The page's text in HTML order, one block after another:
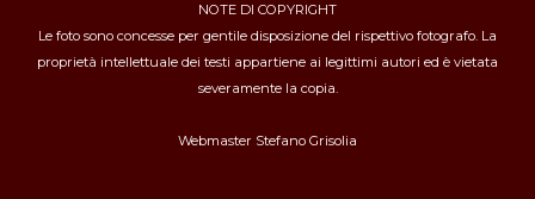
NOTE DI COPYRIGHT
Le foto sono concesse per gentile disposizione del rispettivo fotografo. La
proprietà intellettuale dei testi appartiene ai legittimi autori ed è vietata
severamente la copia.
Webmaster Stefano Grisolia